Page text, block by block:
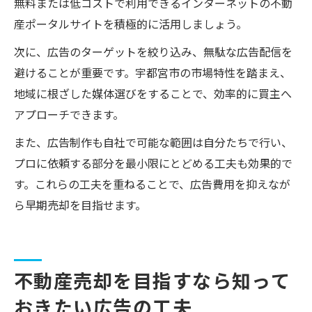
無料または低コストで利用できるインターネットの不動
産ポータルサイトを積極的に活用しましょう。
次に、広告のターゲットを絞り込み、無駄な広告配信を
避けることが重要です。宇都宮市の市場特性を踏まえ、
地域に根ざした媒体選びをすることで、効率的に買主へ
アプローチできます。
また、広告制作も自社で可能な範囲は自分たちで行い、
プロに依頼する部分を最小限にとどめる工夫も効果的で
す。これらの工夫を重ねることで、広告費用を抑えなが
ら早期売却を目指せます。
不動産売却を目指すなら知って